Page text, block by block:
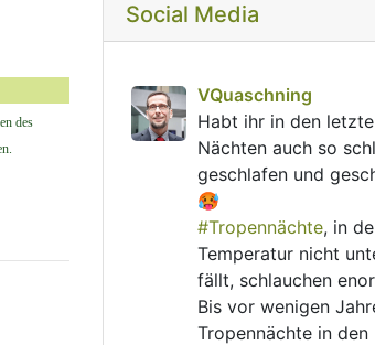
des
Social Media
VQuaschning avatar
VQuaschning
Habt ihr in den
Nächten auch so
geschlafen und
🥵
#Tropennächte, in
Temperatur nicht
fällt, schlauchen
Bis vor wenigen
Tropennächte in den